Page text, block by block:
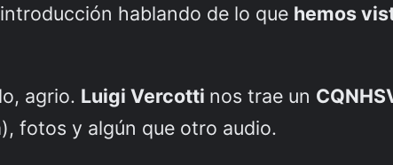
hablando de lo que hemos
agrio. Luigi Vercotti nos trae un
fotos y algún que otro audio.